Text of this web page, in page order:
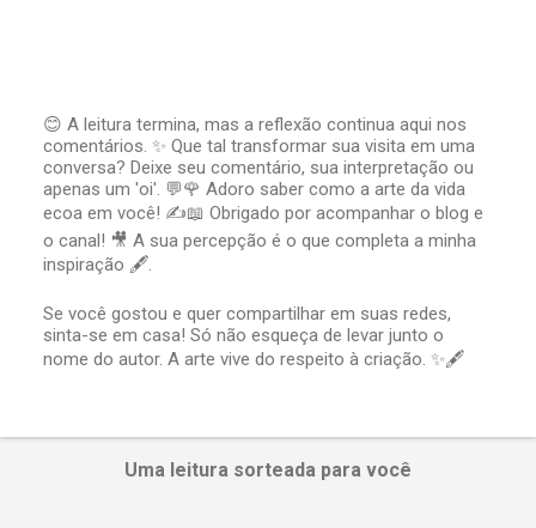
P
o
s
t
a
r
u
c
o
m
😊 A leitura termina, mas a reflexão continua aqui nos
comentários. ✨ Que tal transformar sua visita em uma
conversa? Deixe seu comentário, sua interpretação ou
apenas um 'oi'. 💬🌹 Adoro saber como a arte da vida
ecoa em você! ✍️📖 Obrigado por acompanhar o blog e
o canal! 🎥 A sua percepção é o que completa a minha
inspiração 🖋️.
Se você gostou e quer compartilhar em suas redes,
sinta-se em casa! Só não esqueça de levar junto o
nome do autor. A arte vive do respeito à criação. ✨🖋️
Uma leitura sorteada para você